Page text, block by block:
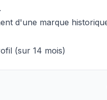
d'une marque
(sur 14 mois)